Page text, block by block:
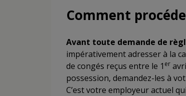
Comment
Avant toute demande de
impérativement adresser à la
de congés reçus entre le 1 er
possession, demandez-les à
C’est votre employeur actuel